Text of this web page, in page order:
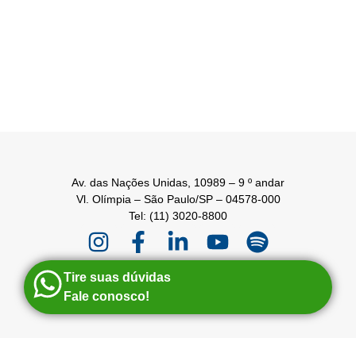
Av. das Nações Unidas, 10989 – 9 º andar
Vl. Olímpia – São Paulo/SP – 04578-000
Tel: (11) 3020-8800
Tire suas dúvidas
Fale conosco!